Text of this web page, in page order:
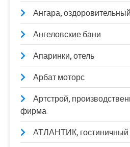
Ангара,
Ангеловские бани
Апаринки, отель
Арбат моторс
Артстрой,
фирма
АТЛАНТИК, гостиничный